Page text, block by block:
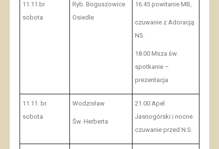
11.11.br
sobota
Ryb. Boguszowice
Osiedle
16:45 powitanie MB,
czuwanie z Adoracją
NS.
18.00 Msza św.
spotkanie –
prezentacja
11.11. br.
sobota
Wodzisław
Św. Herberta
21.00 Apel
Jasnogórski i nocne
czuwanie przed N.S.